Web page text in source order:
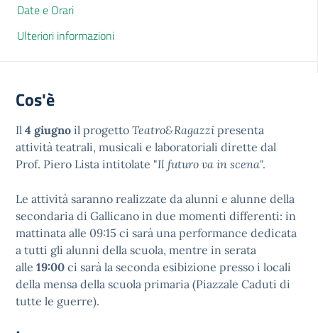
Date e Orari
Ulteriori informazioni
Cos'è
Il 4 giugno il progetto Teatro&Ragazzi presenta
attività teatrali, musicali e laboratoriali dirette dal
Prof. Piero Lista intitolate "Il futuro va in scena".
Le attività saranno realizzate da alunni e alunne della
secondaria di Gallicano in due momenti differenti: in
mattinata alle 09:15 ci sarà una performance dedicata
a tutti gli alunni della scuola, mentre in serata
alle 19:00 ci sarà la seconda esibizione presso i locali
della mensa della scuola primaria (Piazzale Caduti di
tutte le guerre).